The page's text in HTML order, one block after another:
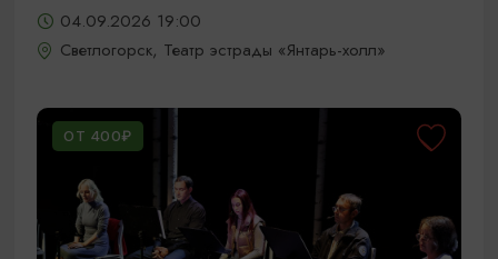
04.09.2026 19:00
Светлогорск, Театр эстрады «Янтарь-холл»
ОТ 400₽